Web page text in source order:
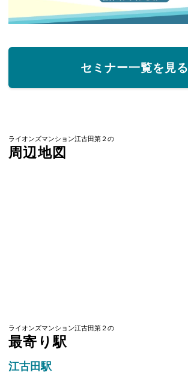
セミナー一覧を見る
ライオンズマンション江古田第２の
周辺地図
ライオンズマンション江古田第２の
最寄り駅
江古田駅